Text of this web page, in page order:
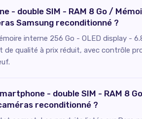
- double SIM - RAM 8 Go /
Samsung reconditionné ?
interne 256 Go - OLED display -
qualité à prix réduit, avec contrôle
- double SIM - RAM 8
reconditionné ?